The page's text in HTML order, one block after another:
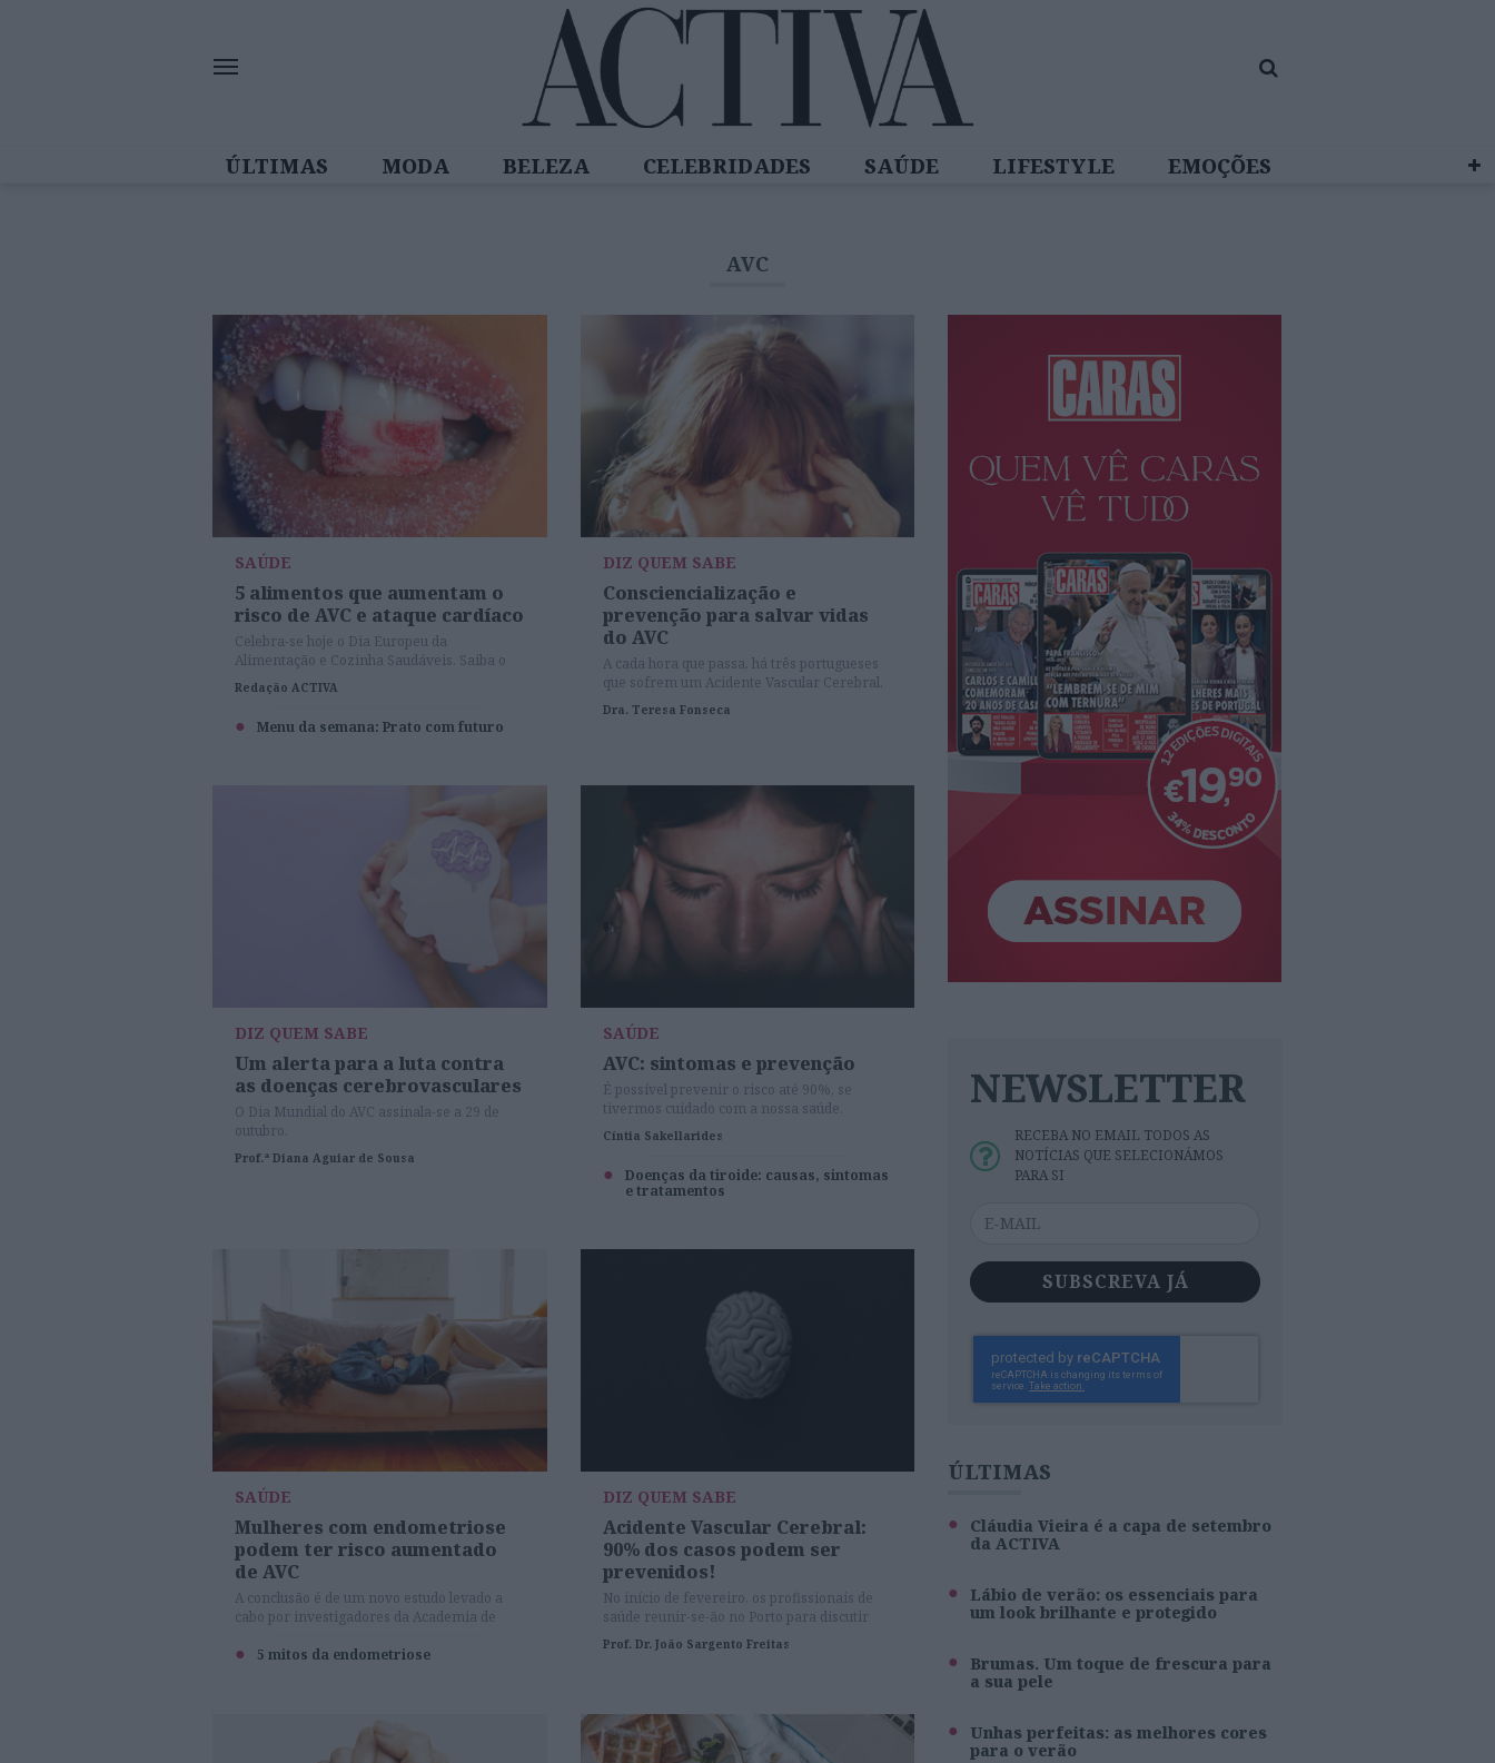
ÚLTIMAS MODA BELEZA CELEBRIDADES SAÚDE LIFESTYLE
EMOÇÕES
AVC
SAÚDE
5 alimentos que aumentam o
risco de AVC e ataque cardíaco
Celebra-se hoje o Dia Europeu da
Alimentação e Cozinha Saudáveis. Saiba o
que não deve comer MESMO e quais são as
trocas possíveis.
Redação ACTIVA
Menu da semana: Prato com futuro
DIZ QUEM SABE
Consciencialização e
prevenção para salvar vidas
do AVC
A cada hora que passa, há três portugueses
que sofrem um Acidente Vascular Cerebral.
Dra. Teresa Fonseca
DIZ QUEM SABE
Um alerta para a luta contra
as doenças cerebrovasculares
O Dia Mundial do AVC assinala-se a 29 de
outubro.
Prof.ª Diana Aguiar de Sousa
SAÚDE
AVC: sintomas e prevenção
É possível prevenir o risco até 90%, se
tivermos cuidado com a nossa saúde.
Cíntia Sakellarides
Doenças da tiroide: causas, sintomas
e tratamentos
SAÚDE
Mulheres com endometriose
podem ter risco aumentado
de AVC
A conclusão é de um novo estudo levado a
cabo por investigadores da Academia de
Ciências Básicas, ambos na China.
5 mitos da endometriose
DIZ QUEM SABE
Acidente Vascular Cerebral:
90% dos casos podem ser
prevenidos!
No início de fevereiro, os profissionais de
saúde reunir-se-ão no Porto para discutir
todos os aspetos ligados ao AVC, desde a sua
prevenção e epidemiologia, aos diferentes
Prof. Dr. João Sargento Freitas
NEWSLETTER
RECEBA NO EMAIL TODOS AS
NOTÍCIAS QUE SELECIONÁMOS
PARA SI
SUBSCREVA JÁ
ÚLTIMAS
Cláudia Vieira é a capa de setembro
da ACTIVA
Lábio de verão: os essenciais para
um look brilhante e protegido
Brumas. Um toque de frescura para
a sua pele
Unhas perfeitas: as melhores cores
para o verão